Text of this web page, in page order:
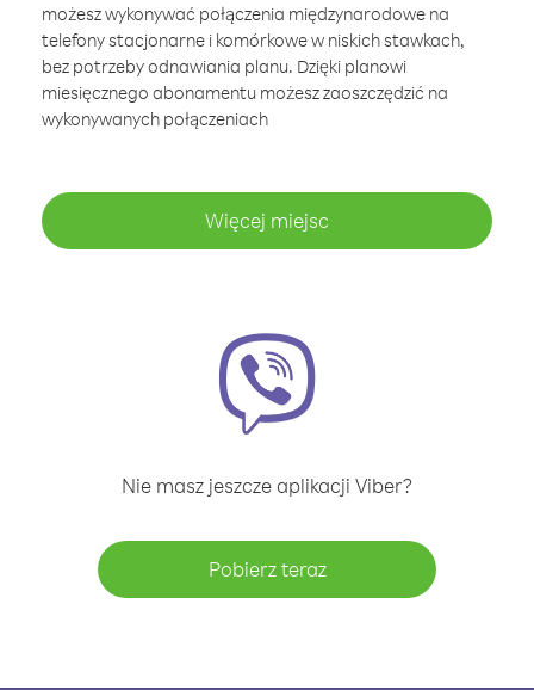
możesz wykonywać połączenia międzynarodowe na
telefony stacjonarne i komórkowe w niskich stawkach,
bez potrzeby odnawiania planu. Dzięki planowi
miesięcznego abonamentu możesz zaoszczędzić na
wykonywanych połączeniach
Więcej miejsc
Nie masz jeszcze aplikacji Viber?
Pobierz teraz